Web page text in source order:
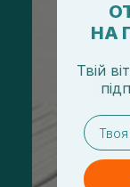
НА
Твій
email